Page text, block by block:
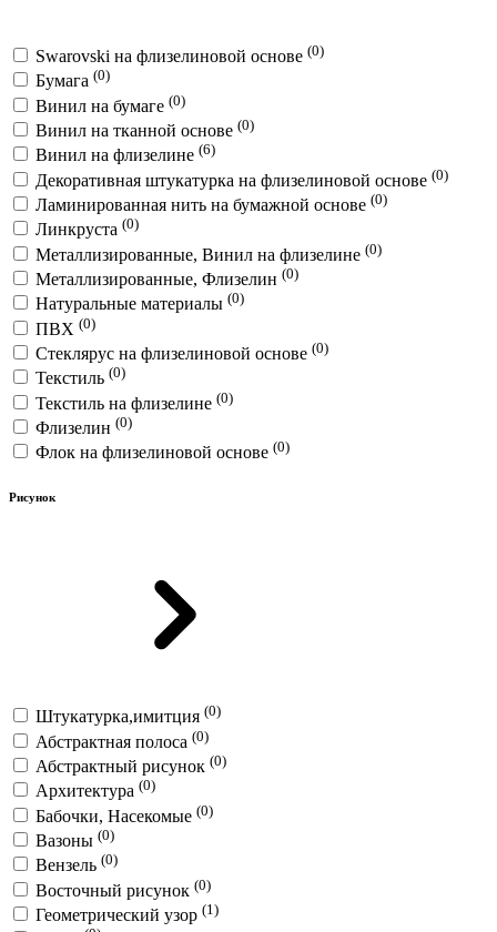
Swarovski на флизелиновой основе (0)
Бумага (0)
Винил на бумаге (0)
Винил на тканной основе (0)
Винил на флизелине (6)
Декоративная штукатурка на флизелиновой основе (0)
Ламинированная нить на бумажной основе (0)
Линкруста (0)
Металлизированные, Винил на флизелине (0)
Металлизированные, Флизелин (0)
Натуральные материалы (0)
ПВХ (0)
Стеклярус на флизелиновой основе (0)
Текстиль (0)
Текстиль на флизелине (0)
Флизелин (0)
Флок на флизелиновой основе (0)
Рисунок
Штукатурка,имитция (0)
Абстрактная полоса (0)
Абстрактный рисунок (0)
Архитектура (0)
Бабочки, Насекомые (0)
Вазоны (0)
Вензель (0)
Восточный рисунок (0)
Геометрический узор (1)